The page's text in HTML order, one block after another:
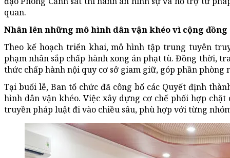
quan.
Nhân lên những mô hình dân vận khéo vì cộng đồng
Theo kế hoạch triển khai, mô hình tập trung tuyên
phạm nhân sắp chấp hành xong án phạt tù. Đồng thời,
thức chấp hành nội quy cơ sở giam giữ, góp phần
Tại buổi lễ, Ban tổ chức đã công bố các Quyết định
hình dân vận khéo. Việc xây dựng cơ chế phối hợp
truyền pháp luật đi vào chiều sâu, phù hợp với từng